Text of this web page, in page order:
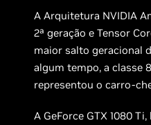
A Arquitetura NVIDIA
2ª geração e Tensor
maior salto geracional
algum tempo, a classe
representou o carro-
A GeForce GTX 1080 Ti,